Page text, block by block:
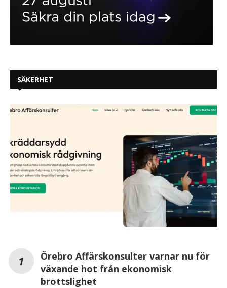
SÄKERHET
Örebro Affärskonsulter varnar nu för
växande hot från ekonomisk
brottslighet